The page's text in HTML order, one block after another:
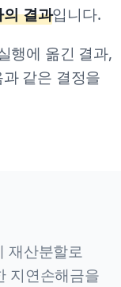
결과입니다.
행에 옮긴 결과,
같은 결정을
재산분할로
지연손해금을